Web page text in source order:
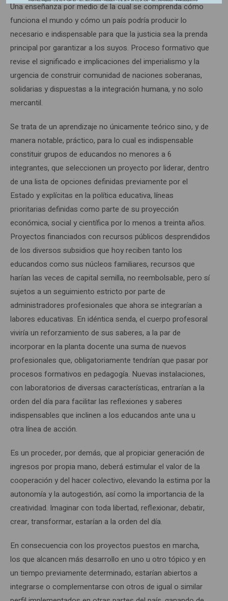
Una enseñanza por medio de la cual se comprenda cómo
funciona el mundo y cómo un país podría producir lo
necesario e indispensable para que la justicia sea la prenda
principal por garantizar a los suyos. Proceso formativo que
revise el significado e implicaciones del imperialismo y la
urgencia de construir comunidad de naciones soberanas,
solidarias y dispuestas a la integración humana, y no solo
mercantil.
Se trata de un aprendizaje no únicamente teórico sino, y de
manera notable, práctico, para lo cual es indispensable
constituir grupos de educandos no menores a 6
integrantes, que seleccionen un proyecto por liderar, dentro
de una lista de opciones definidas previamente por el
Estado y explícitas en la política educativa, líneas
prioritarias definidas como parte de su proyección
económica, social y científica por lo menos a treinta años.
Proyectos financiados con recursos públicos desprendidos
de los diversos subsidios que hoy reciben tanto los
educandos como sus núcleos familiares, recursos que
harían las veces de capital semilla, no reembolsable, pero sí
sujetos a un seguimiento estricto por parte de
administradores profesionales que ahora se integrarían a
labores educativas. En idéntica senda, el cuerpo profesoral
viviría un reforzamiento de sus saberes, a la par de
incorporar en la planta docente una suma de nuevos
profesionales que, obligatoriamente tendrían que pasar por
procesos formativos en pedagogía. Nuevas instalaciones,
con laboratorios de diversas características, entrarían a la
orden del día para facilitar las reflexiones y saberes
indispensables que inclinen a los educandos ante una u
otra línea de acción.
Es un proceder, por demás, que al propiciar generación de
ingresos por propia mano, deberá estimular el valor de la
cooperación y del hacer colectivo, elevando la estima por la
autonomía y la autogestión, así como la importancia de la
creatividad. Imaginar con toda libertad, reflexionar, debatir,
crear, transformar, estarían a la orden del día.
En consecuencia con los proyectos puestos en marcha,
los que alcancen más desarrollo en uno u otro tópico y en
un tiempo previamente determinado, estarían abiertos a
integrarse o complementarse con otros de igual o similar